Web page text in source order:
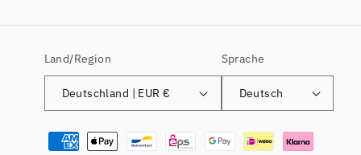
Land/Region
Deutschland | EUR €
Sprache
Deutsch
Zahlungsmethoden